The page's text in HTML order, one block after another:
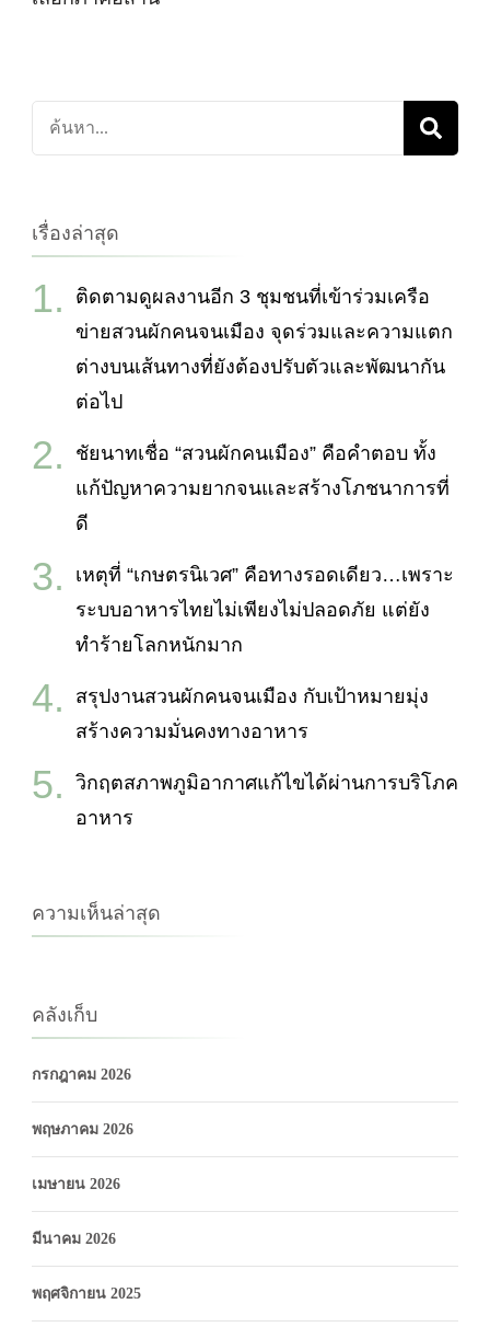
ค้นหา
เกี่ยว
เรื่องล่าสุด
ติดตามดูผลงานอีก 3 ชุมชนที่เข้าร่วมเครือ
ข่ายสวนผักคนจนเมือง จุดร่วมและความแตก
ต่างบนเส้นทางที่ยังต้องปรับตัวและพัฒนากัน
ต่อไป
ชัยนาทเชื่อ “สวนผักคนเมือง” คือคำตอบ ทั้ง
แก้ปัญหาความยากจนและสร้างโภชนาการที่
ดี
เหตุที่ “เกษตรนิเวศ” คือทางรอดเดียว…เพราะ
ระบบอาหารไทยไม่เพียงไม่ปลอดภัย แต่ยัง
ทำร้ายโลกหนักมาก
สรุปงานสวนผักคนจนเมือง กับเป้าหมายมุ่ง
สร้างความมั่นคงทางอาหาร
วิกฤตสภาพภูมิอากาศแก้ไขได้ผ่านการบริโภค
อาหาร
ความเห็นล่าสุด
คลังเก็บ
กรกฎาคม 2026
พฤษภาคม 2026
เมษายน 2026
มีนาคม 2026
พฤศจิกายน 2025